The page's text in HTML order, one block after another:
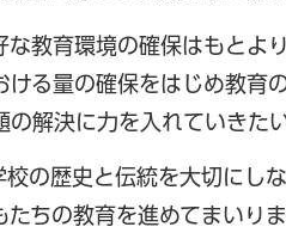
教育環境の確保はもとよ
る量の確保をはじめ教育
解決に力を入れていきたい
の歴史と伝統を大切にし
ちの教育を進めてまいり